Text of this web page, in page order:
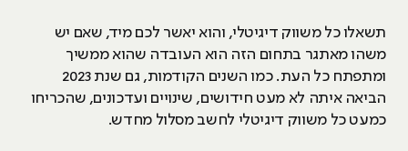
תשאלו כל משווק דיגיטלי, והוא יאשר לכם מיד, שאם יש
משהו מאתגר בתחום הזה הוא העובדה שהוא ממשיך
ומתפתח כל העת. כמו השנים הקודמות, גם שנת 2023
הביאה איתה לא מעט חידושים, שינויים ועדכונים, שהכריחו
כמעט כל משווק דיגיטלי לחשב מסלול מחדש.